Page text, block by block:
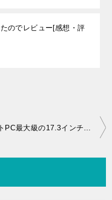
のでレビュー[感想・評
ノートPC最大級の17.3インチDELL「Inspiron 17 5000 シリーズ 」展示会レビュー